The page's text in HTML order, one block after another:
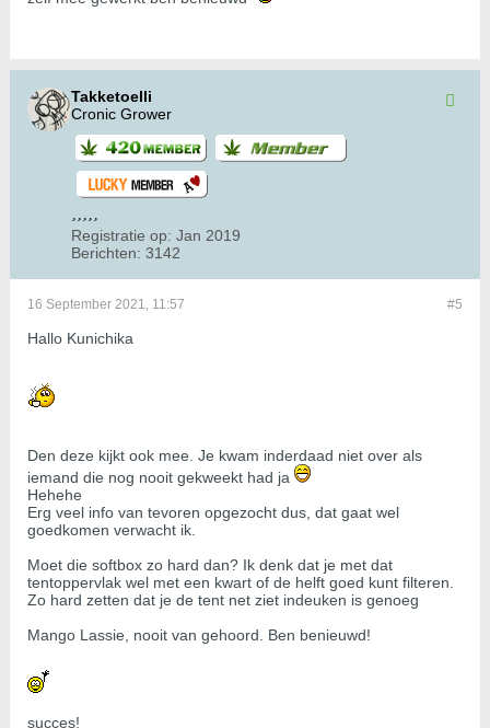
Takketoelli
Cronic Grower
Registratie op: Jan 2019
Berichten: 3142
#5
16 September 2021, 11:57
Hallo Kunichika
Den deze kijkt ook mee. Je kwam inderdaad niet over als
iemand die nog nooit gekweekt had ja
Hehehe
Erg veel info van tevoren opgezocht dus, dat gaat wel
goedkomen verwacht ik.
Moet die softbox zo hard dan? Ik denk dat je met dat
tentoppervlak wel met een kwart of de helft goed kunt filteren.
Zo hard zetten dat je de tent net ziet indeuken is genoeg
Mango Lassie, nooit van gehoord. Ben benieuwd!
succes!